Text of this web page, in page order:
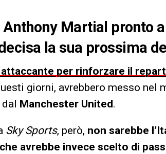
Martial pronto
la sua prossima
per rinforzare il
giorni, avrebbero messo nel
Manchester United.
Sky Sports, però, non sarebbe
avrebbe invece scelto di